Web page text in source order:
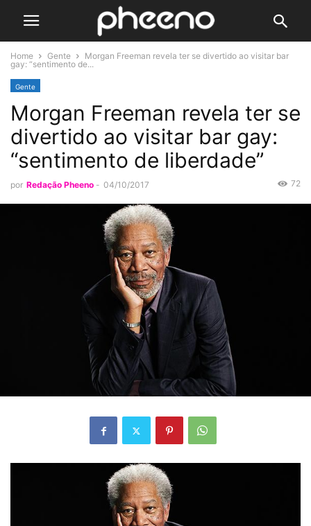
Home Gente
Morgan Freeman revela ter se divertido ao visitar bar
gay: “sentimento de...
Gente
Morgan Freeman revela ter se
divertido ao visitar bar gay:
“sentimento de liberdade”
por Redação Pheeno - 04/10/2017 72